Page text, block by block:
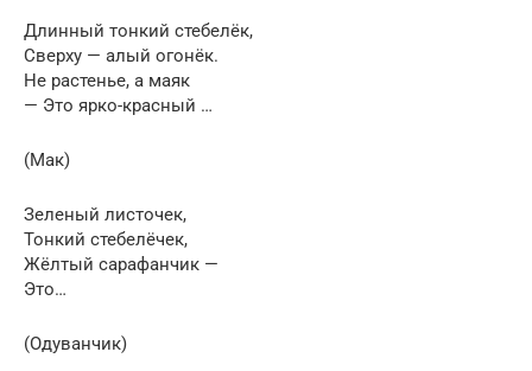
Длинный тонкий стебелёк,
Сверху — алый огонёк.
Не растенье, а маяк
— Это ярко-красный …
(Мак)
Зеленый листочек,
Тонкий стебелёчек,
Жёлтый сарафанчик —
Это…
(Одуванчик)